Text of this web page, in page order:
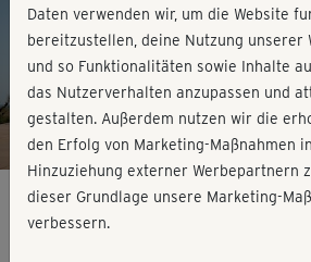
Daten verwenden wir, um die Website
bereitzustellen, deine Nutzung unserer
und so Funktionalitäten sowie Inhalte
das Nutzerverhalten anzupassen und
gestalten. Außerdem nutzen wir die
den Erfolg von Marketing-Maßnahmen
Hinzuziehung externer Werbepartnern
dieser Grundlage unsere Marketing-
verbessern.